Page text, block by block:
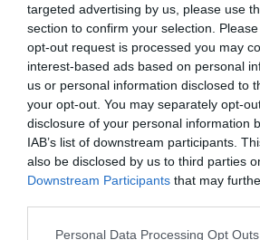
targeted advertising by us, please use
section to confirm your selection.
opt-out request is processed you may
interest-based ads based on personal
us or personal information disclosed to
your opt-out. You may separately opt-
disclosure of your personal information
IAB’s list of downstream participants.
also be disclosed by us to third parties
Downstream Participants that may
Personal Data Processing Opt Outs